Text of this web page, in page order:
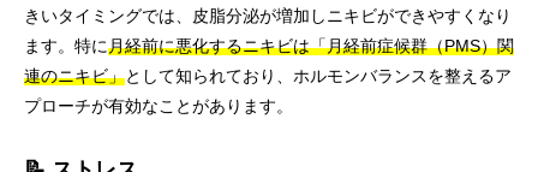
きいタイミングでは、皮脂分泌が増加しニキビができやすくなり
ます。特に月経前に悪化するニキビは「月経前症候群（PMS）関
連のニキビ」として知られており、ホルモンバランスを整えるア
プローチが有効なことがあります。